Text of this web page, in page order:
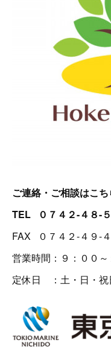
ご連絡・ご相談はこ
TEL ０７４２-４８-
FAX ０７４２-４９-
営業時間：９：００～
定休日 ：土・日・祝